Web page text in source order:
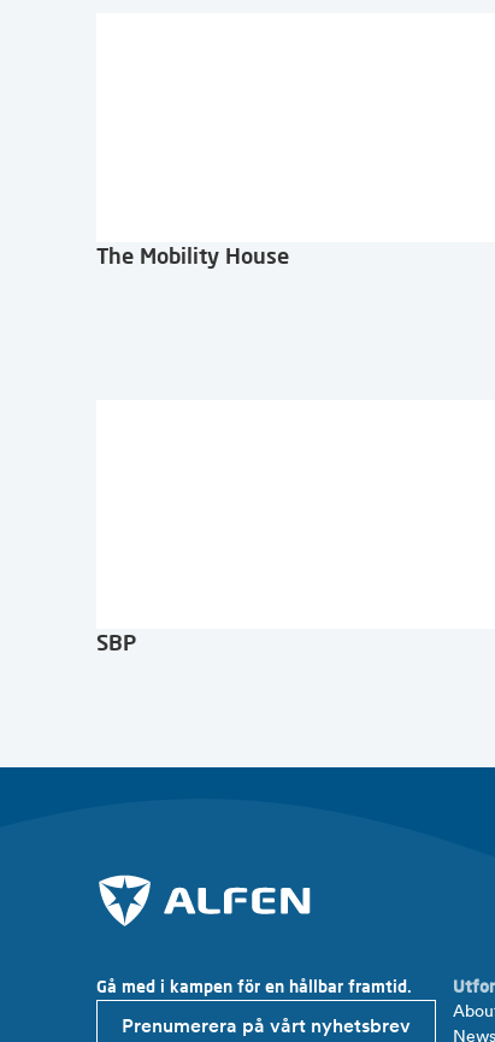
The Mobility House
SBP
Gå med i kampen för en hållbar framtid.
Prenumerera på vårt nyhetsbrev